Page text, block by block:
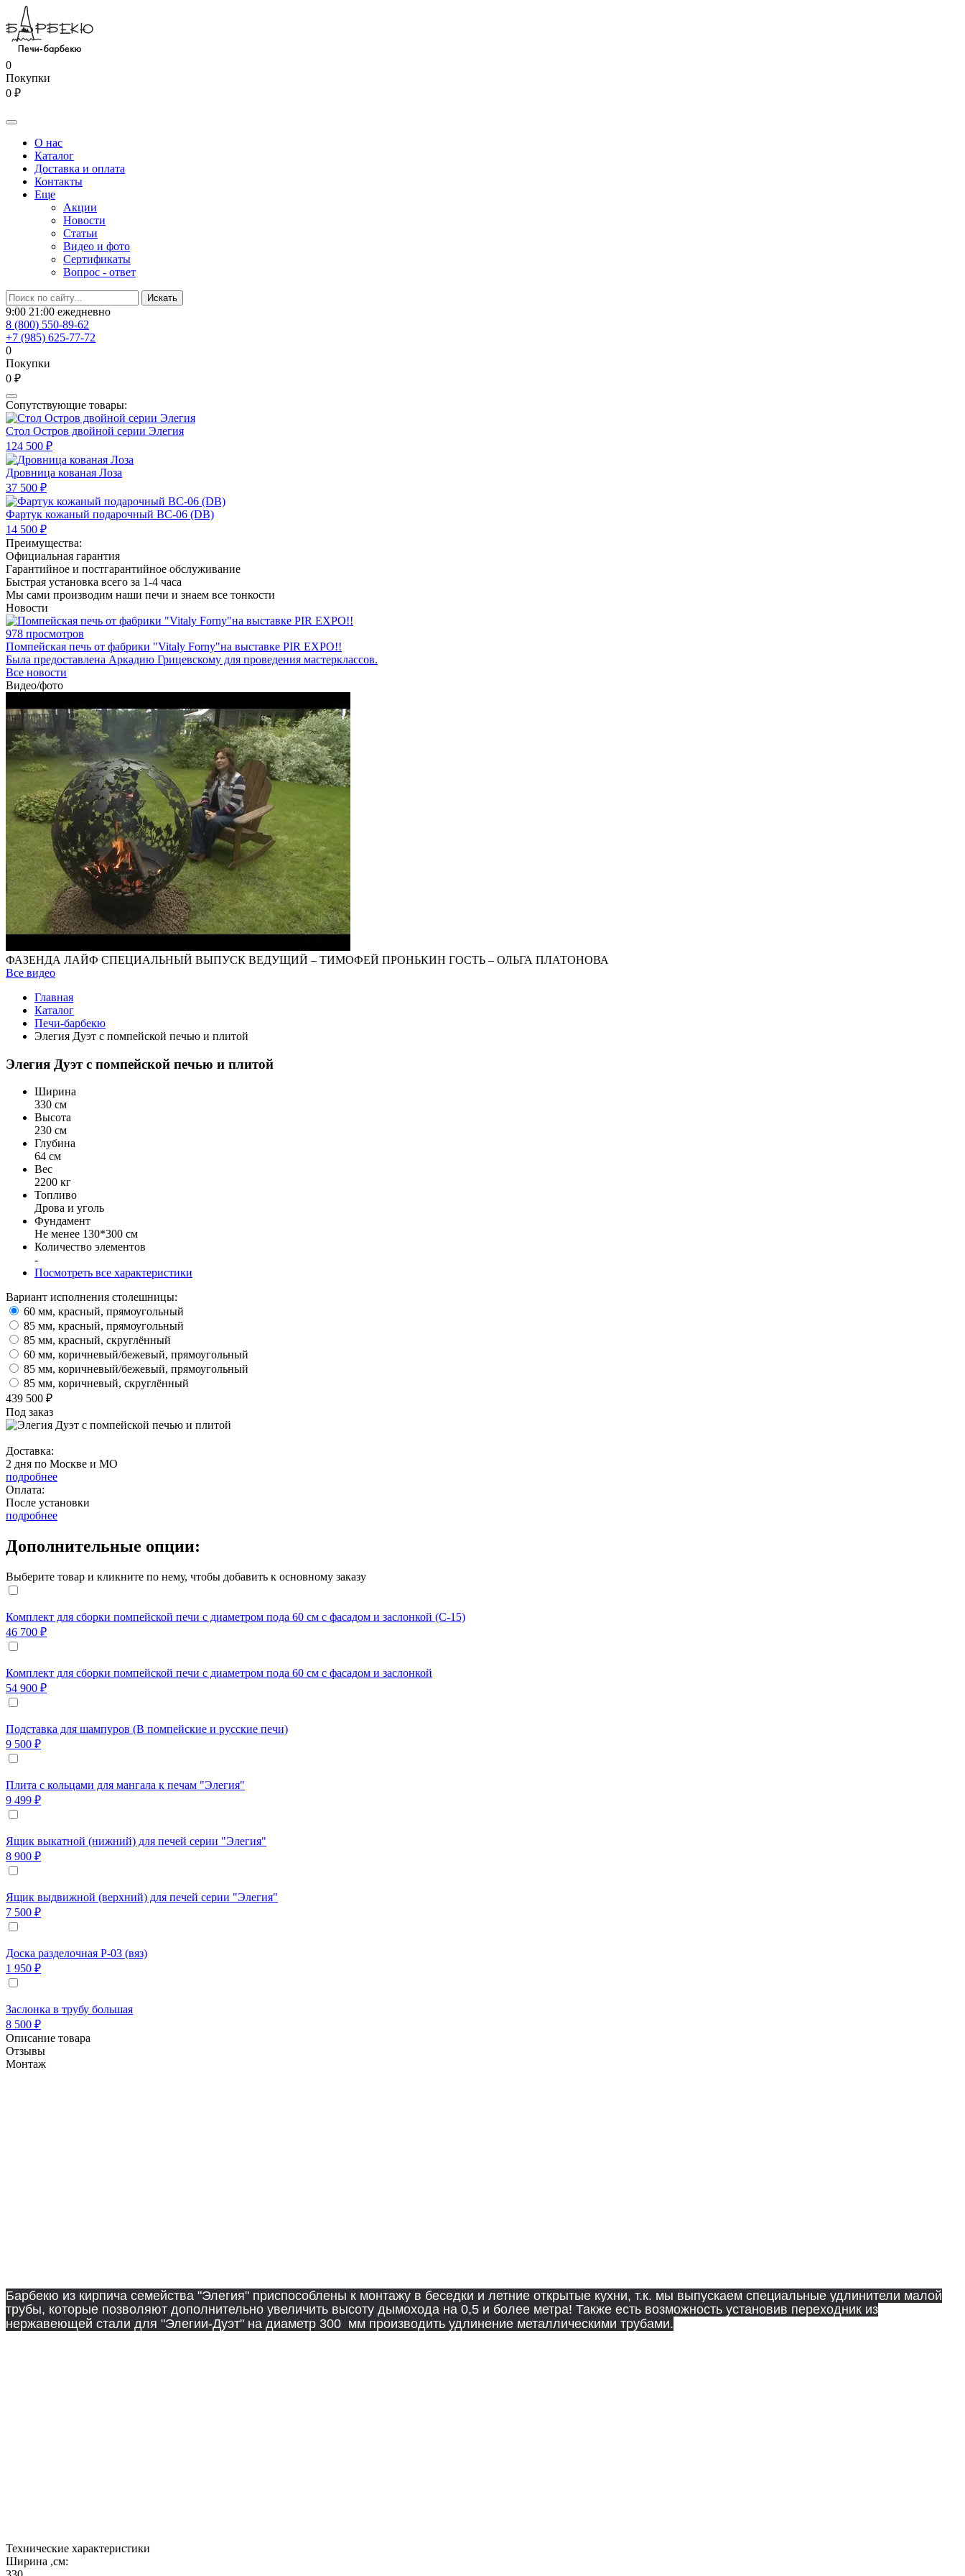
0
Покупки
0 ₽
О нас
Каталог
Доставка и оплата
Контакты
Еще
Акции
Новости
Статьи
Видео и фото
Сертификаты
Вопрос - ответ
9:00 21:00 ежедневно
8 (800) 550-89-62
+7 (985) 625-77-72
0
Покупки
0 ₽
Сопутствующие товары:
Стол Остров двойной серии Элегия
124 500 ₽
Дровница кованая Лоза
37 500 ₽
Фартук кожаный подарочный BC-06 (DB)
14 500 ₽
Преимущества:
Официальная гарантия
Гарантийное и постгарантийное обслуживание
Быстрая установка всего за 1-4 часа
Мы сами производим наши печи и знаем все тонкости
Новости
978 просмотров
Помпейская печь от фабрики "Vitaly Forny"на выставке PIR EXPO!!
Была предоставлена Аркадию Грицевскому для проведения мастерклассов.
Все новости
Видео/фото
ФАЗЕНДА ЛАЙФ СПЕЦИАЛЬНЫЙ ВЫПУСК ВЕДУЩИЙ – ТИМОФЕЙ ПРОНЬКИН ГОСТЬ – ОЛЬГА ПЛАТОНОВА
Все видео
Главная
Каталог
Печи-барбекю
Элегия Дуэт с помпейской печью и плитой
Элегия Дуэт с помпейской печью и плитой
Ширина
330 см
Высота
230 см
Глубина
64 см
Вес
2200 кг
Топливо
Дрова и уголь
Фундамент
Не менее 130*300 см
Количество элементов
-
Посмотреть все характеристики
Вариант исполнения столешницы:
60 мм, красный, прямоугольный
85 мм, красный, прямоугольный
85 мм, красный, скруглённый
60 мм, коричневый/бежевый, прямоугольный
85 мм, коричневый/бежевый, прямоугольный
85 мм, коричневый, скруглённый
439 500 ₽
Под заказ
Доставка:
2 дня по Москве и МО
подробнее
Оплата:
После установки
подробнее
Дополнительные опции:
Выберите товар и кликните по нему, чтобы добавить к основному заказу
Комплект для сборки помпейской печи с диаметром пода 60 см с фасадом и заслонкой (С-15)
46 700 ₽
Комплект для сборки помпейской печи с диаметром пода 60 см с фасадом и заслонкой
54 900 ₽
Подставка для шампуров (В помпейские и русские печи)
9 500 ₽
Плита с кольцами для мангала к печам "Элегия"
9 499 ₽
Ящик выкатной (нижний) для печей серии "Элегия"
8 900 ₽
Ящик выдвижной (верхний) для печей серии "Элегия"
7 500 ₽
Доска разделочная Р-03 (вяз)
1 950 ₽
Заслонка в трубу большая
8 500 ₽
Описание товара
Отзывы
Монтаж
Барбекю из кирпича семейства "Элегия" приспособлены к монтажу в беседки и летние открытые кухни, т.к. мы выпускаем специальные удлинители малой
трубы, которые позволяют дополнительно увеличить высоту дымохода на 0,5 и более метра! Также есть возможность установив переходник из
нержавеющей стали для "Элегии-Дуэт" на диаметр 300 мм производить удлинение металлическими трубами.
Технические характеристики
Ширина ,см: